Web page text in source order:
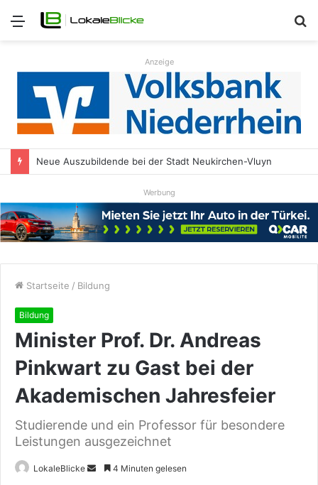
Menü
Anzeige
Neue Auszubildende bei der Stadt Neukirchen-Vluyn
Werbung
Startseite / Bildung
Bildung
Minister Prof. Dr. Andreas
Pinkwart zu Gast bei der
Akademischen Jahresfeier
Studierende und ein Professor für besondere
Leistungen ausgezeichnet
LokaleBlicke
Sende4 Minuten gelesen